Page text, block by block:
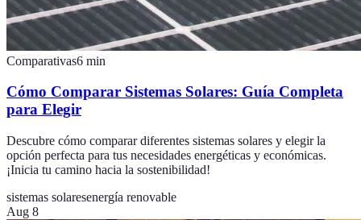
Comparativas6 min
Cómo Comparar Sistemas Solares: Guía Completa
para Elegir
Descubre cómo comparar diferentes sistemas solares y elegir la
opción perfecta para tus necesidades energéticas y económicas.
¡Inicia tu camino hacia la sostenibilidad!
sistemas solaresenergía renovable
Aug 8